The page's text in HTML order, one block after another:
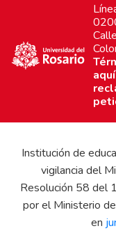
Institución de
vigilancia del
Resolución 58 del
por el Ministerio
en